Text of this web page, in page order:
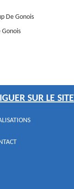
De Gonois
SUR LE SITE